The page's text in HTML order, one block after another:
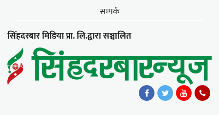
सम्पर्क
सिंहदरबार मिडिया प्रा. लि.द्वारा सञ्चालित